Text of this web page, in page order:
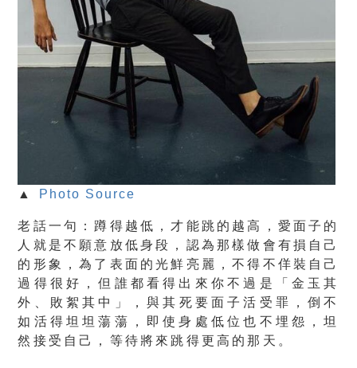
▲ Photo Source
老話一句： 蹲得越低，才能跳的越高
，愛面子的
人就是不願意放低身段，認為那樣做會有損自己
的形象，為了表面的光鮮亮麗，不得不佯裝自己
過得很好，但誰都看得出來你不過是
「金玉其
外、敗絮其中」
，與其死要面子活受罪，倒不
如活得坦坦蕩蕩，即使身處低位也不埋怨
，坦
然接受自己，等待將來跳得更高的那天。